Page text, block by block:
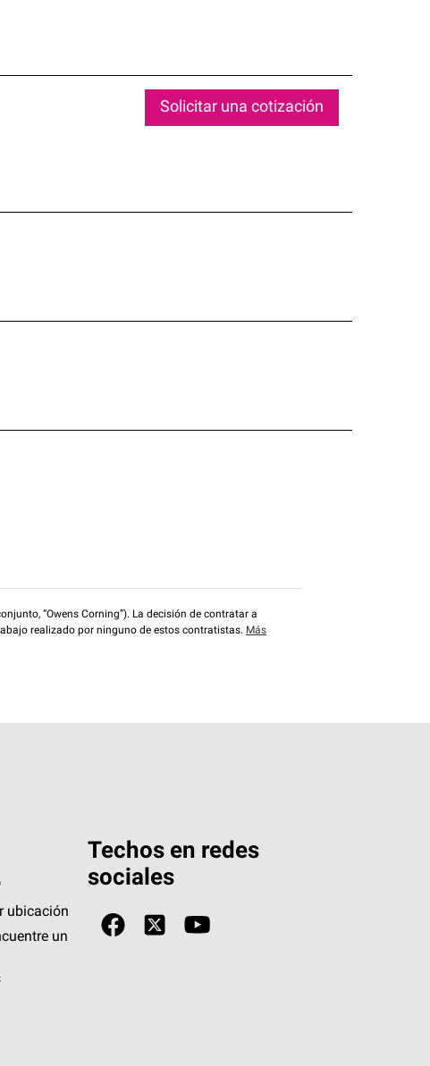
Solicitar una cotización
“Owens Corning”). La decisión de contratar a
realizado por ninguno de estos contratistas. Más
ubicación
un
Techos en redes
sociales